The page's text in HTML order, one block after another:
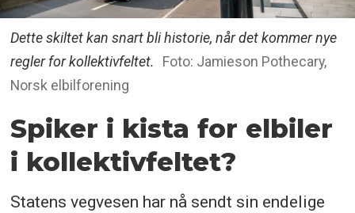
Dette skiltet kan snart bli historie, når det kommer nye
regler for kollektivfeltet.
Foto: Jamieson Pothecary,
Norsk elbilforening
Spiker i kista for elbiler
i kollektivfeltet?
Statens vegvesen har nå sendt sin endelige